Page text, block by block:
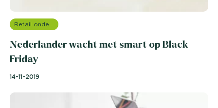
Retail onderzoek
Nederlander wacht met smart op Black
Friday
14-11-2019